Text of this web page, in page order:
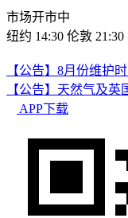
市场开市中
纽约 14:30 伦敦 21:30
【公告】8月份维护
【公告】天然气及英
APP下载